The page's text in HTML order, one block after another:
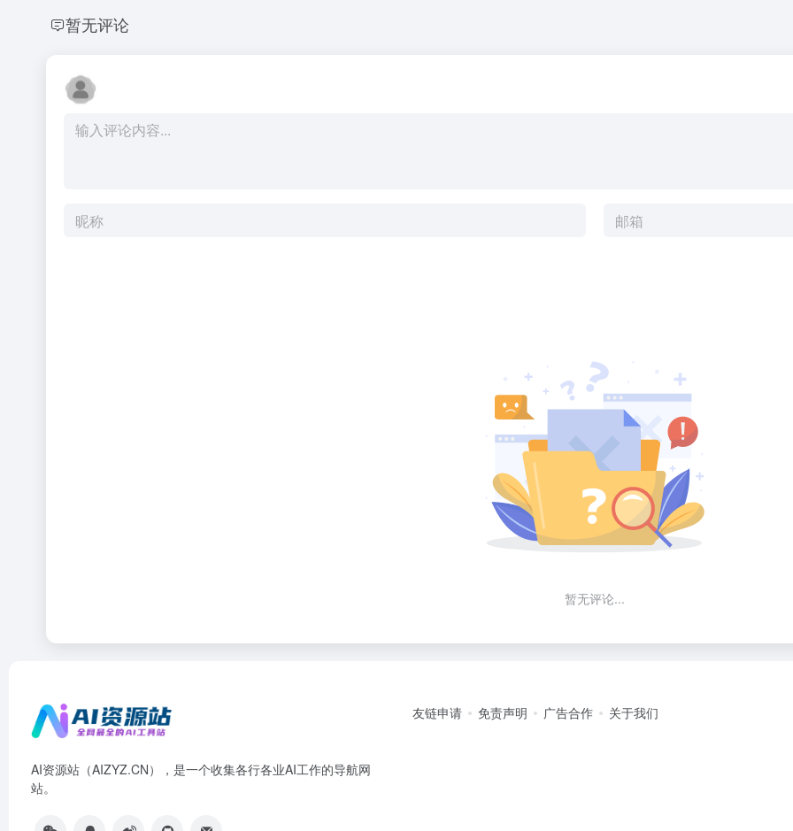
暂无评论
暂无评论...
AI资源站（AIZYZ.CN），是一个收集各行各业AI工作的导航网
站。
友链申请 免责声明 广告合作 关于我们